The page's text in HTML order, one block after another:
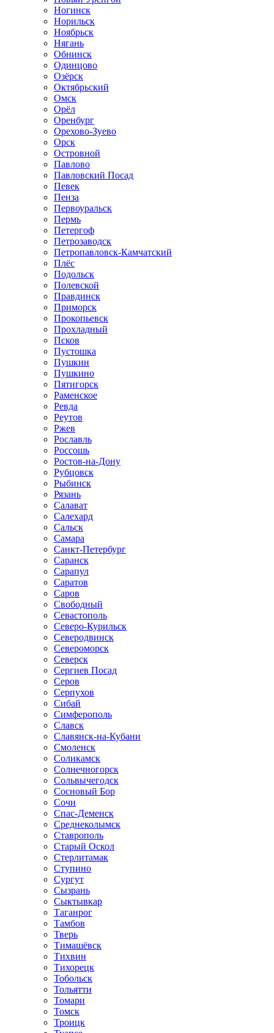
Ногинск
Норильск
Ноябрьск
Нягань
Обнинск
Одинцово
Озёрск
Октябрьский
Омск
Орёл
Оренбург
Орехово-Зуево
Орск
Островной
Павлово
Павловский Посад
Певек
Пенза
Первоуральск
Пермь
Петергоф
Петрозаводск
Петропавловск-Камчатский
Плёс
Подольск
Полевской
Правдинск
Приморск
Прокопьевск
Прохладный
Псков
Пустошка
Пушкин
Пушкино
Пятигорск
Раменское
Ревда
Реутов
Ржев
Рославль
Россошь
Ростов-на-Дону
Рубцовск
Рыбинск
Рязань
Салават
Салехард
Сальск
Самара
Санкт-Петербург
Саранск
Сарапул
Саратов
Саров
Свободный
Севастополь
Северо-Курильск
Северодвинск
Североморск
Северск
Сергиев Посад
Серов
Серпухов
Сибай
Симферополь
Славск
Славянск-на-Кубани
Смоленск
Соликамск
Солнечногорск
Сольвычегодск
Сосновый Бор
Сочи
Спас-Деменск
Среднеколымск
Ставрополь
Старый Оскол
Стерлитамак
Ступино
Сургут
Сызрань
Сыктывкар
Таганрог
Тамбов
Тверь
Тимашёвск
Тихвин
Тихорецк
Тобольск
Тольятти
Томари
Томск
Троицк